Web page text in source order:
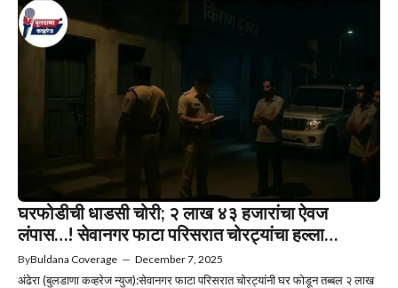
घरफोडीची धाडसी चोरी; २ लाख ४३ हजारांचा ऐवज
लंपास…! सेवानगर फाटा परिसरात चोरट्यांचा हल्ला…
ByBuldana Coverage — December 7, 2025
अंढेरा (बुलडाणा कव्हरेज न्युज):सेवानगर फाटा परिसरात चोरट्यांनी घर फोडून तब्बल २ लाख